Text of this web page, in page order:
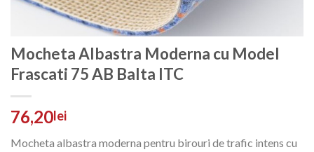
Mocheta Albastra Moderna cu Model
Frascati 75 AB Balta ITC
76,20lei
Mocheta albastra moderna pentru birouri de trafic intens cu